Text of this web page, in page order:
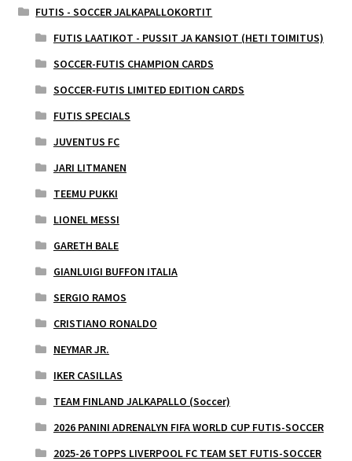
FUTIS - SOCCER JALKAPALLOKORTIT
FUTIS LAATIKOT - PUSSIT JA KANSIOT (HETI TOIMITUS)
SOCCER-FUTIS CHAMPION CARDS
SOCCER-FUTIS LIMITED EDITION CARDS
FUTIS SPECIALS
JUVENTUS FC
JARI LITMANEN
TEEMU PUKKI
LIONEL MESSI
GARETH BALE
GIANLUIGI BUFFON ITALIA
SERGIO RAMOS
CRISTIANO RONALDO
NEYMAR JR.
IKER CASILLAS
TEAM FINLAND JALKAPALLO (Soccer)
2026 PANINI ADRENALYN FIFA WORLD CUP FUTIS-SOCCER
2025-26 TOPPS LIVERPOOL FC TEAM SET FUTIS-SOCCER